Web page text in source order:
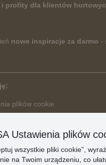
i profity dla klientów
nowe inspiracje za darmo -
plików cookie
danych
i płatności
Ustawienia plików
wszystkie pliki cookie”,
na Twoim urządzeniu, co